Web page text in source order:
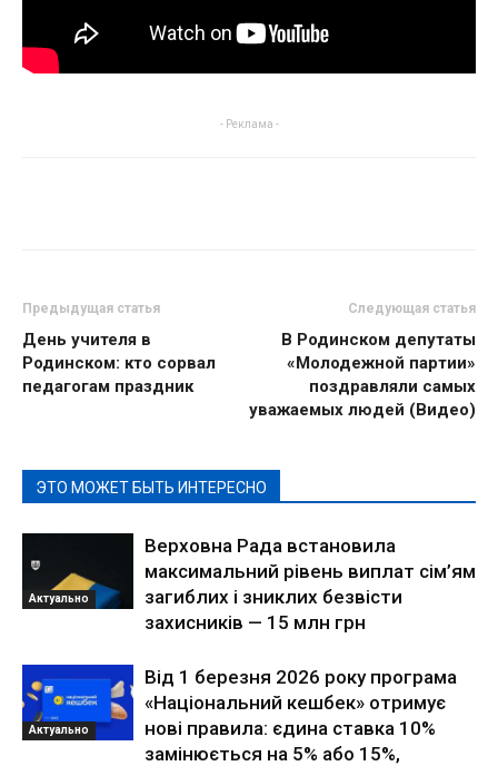
- Реклама -
Предыдущая статья
День учителя в
Родинском: кто сорвал
педагогам праздник
Следующая статья
В Родинском депутаты
«Молодежной партии»
поздравляли самых
уважаемых людей (Видео)
ЭТО МОЖЕТ БЫТЬ ИНТЕРЕСНО
Актуально
Верховна Рада встановила
максимальний рівень виплат сім’ям
загиблих і зниклих безвісти
захисників — 15 млн грн
Актуально
Від 1 березня 2026 року програма
«Національний кешбек» отримує
нові правила: єдина ставка 10%
замінюється на 5% або 15%,